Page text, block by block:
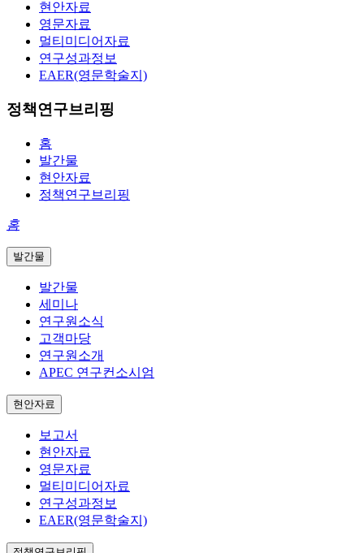
현안자료
영문자료
멀티미디어자료
연구성과정보
EAER(영문학술지)
정책연구브리핑
홈
발간물
현안자료
정책연구브리핑
홈
발간물
발간물
세미나
연구원소식
고객마당
연구원소개
APEC 연구컨소시엄
현안자료
보고서
현안자료
영문자료
멀티미디어자료
연구성과정보
EAER(영문학술지)